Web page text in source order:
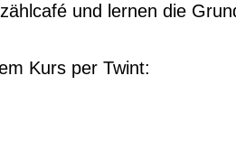
und lernen die
Kurs per Twint: